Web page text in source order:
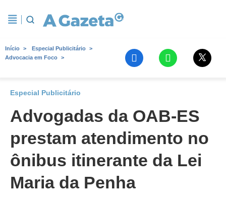
Início
Especial Publicitário
Advocacia em Foco
Especial Publicitário
Advogadas da OAB-ES
prestam atendimento no
ônibus itinerante da Lei
Maria da Penha